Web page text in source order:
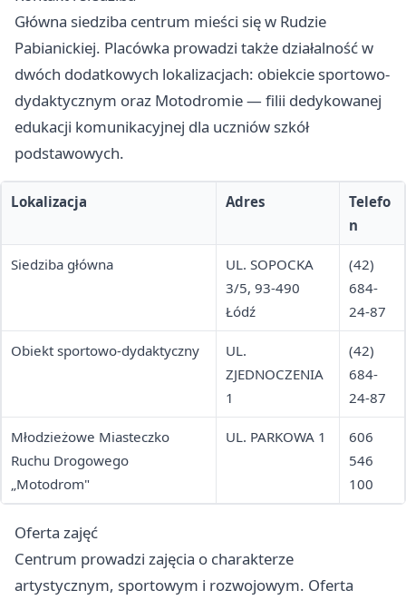
Główna siedziba centrum mieści się w Rudzie
Pabianickiej. Placówka prowadzi także działalność w
dwóch dodatkowych lokalizacjach: obiekcie sportowo-
dydaktycznym oraz Motodromie — filii dedykowanej
edukacji komunikacyjnej dla uczniów szkół
podstawowych.
Lokalizacja Adres
Telefo
n
Siedziba główna
UL. SOPOCKA
3/5, 93-490
Łódź
(42)
684-
24-87
Obiekt sportowo-dydaktyczny
UL.
ZJEDNOCZENIA
1
(42)
684-
24-87
Młodzieżowe Miasteczko
Ruchu Drogowego
„Motodrom"
UL. PARKOWA 1
606
546
100
Oferta zajęć
Centrum prowadzi zajęcia o charakterze
artystycznym, sportowym i rozwojowym. Oferta